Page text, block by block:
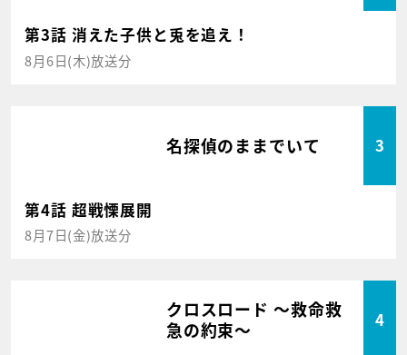
第3話 消えた子供と兎を追え！
8月6日(木)放送分
名探偵のままでいて 3
第4話 超戦慄展開
8月7日(金)放送分
クロスロード ～救命救
急の約束～
4